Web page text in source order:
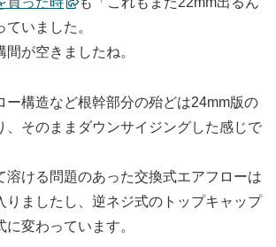
いました。
が空きましたね。
ー構造など根幹部分の殆どは24mm版の
、そのままダウンサイジングした感じで
溶ける問題のあった交換式エアフローは
りましたし、逆ネジ式のトップキャップ
に変わっています。